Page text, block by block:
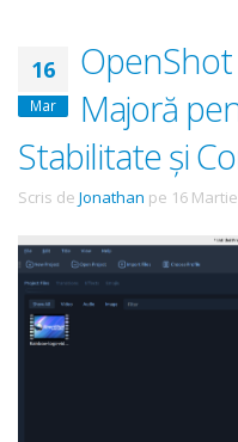
16
Mar
OpenShot
Majoră
Stabilitate și
Scris de Jonathan pe 16